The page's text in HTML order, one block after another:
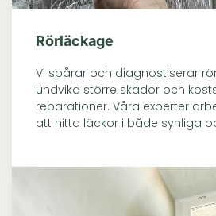
Rörläckage
Vi spårar och diagnostiserar
undvika större skador och
reparationer. Våra experter
att hitta läckor i både synliga